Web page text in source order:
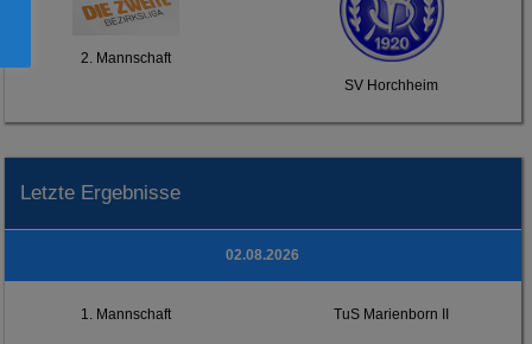
2. Mannschaft
SV Horchheim
Letzte Ergebnisse
02.08.2026
1. Mannschaft TuS Marienborn II